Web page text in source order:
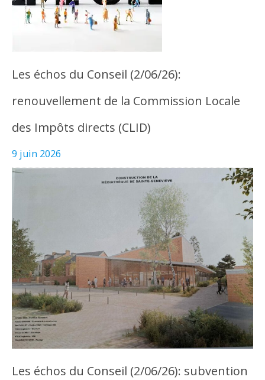
Les échos du Conseil (2/06/26):
renouvellement de la Commission Locale
des Impôts directs (CLID)
9 juin 2026
Les échos du Conseil (2/06/26): subvention